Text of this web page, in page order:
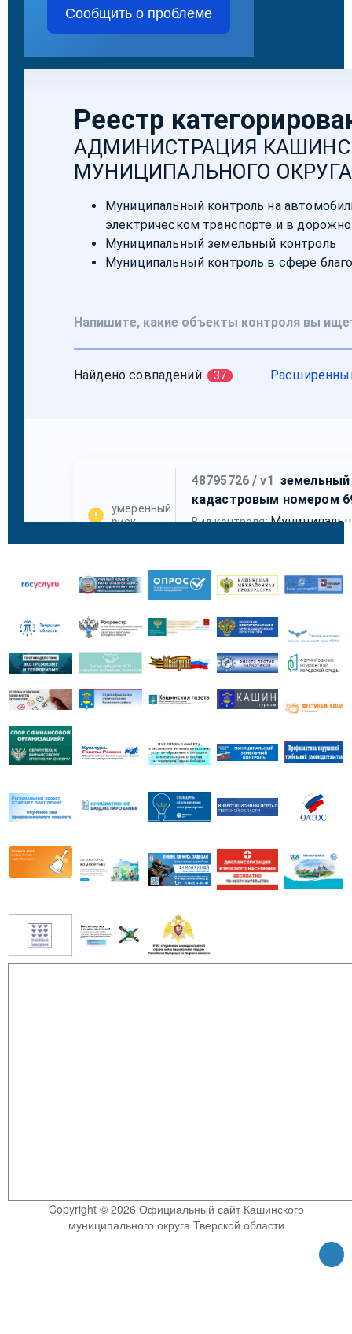
Сообщить о проблеме
Copyright © 2026 Официальный сайт Кашинского
муниципального округа Тверской области